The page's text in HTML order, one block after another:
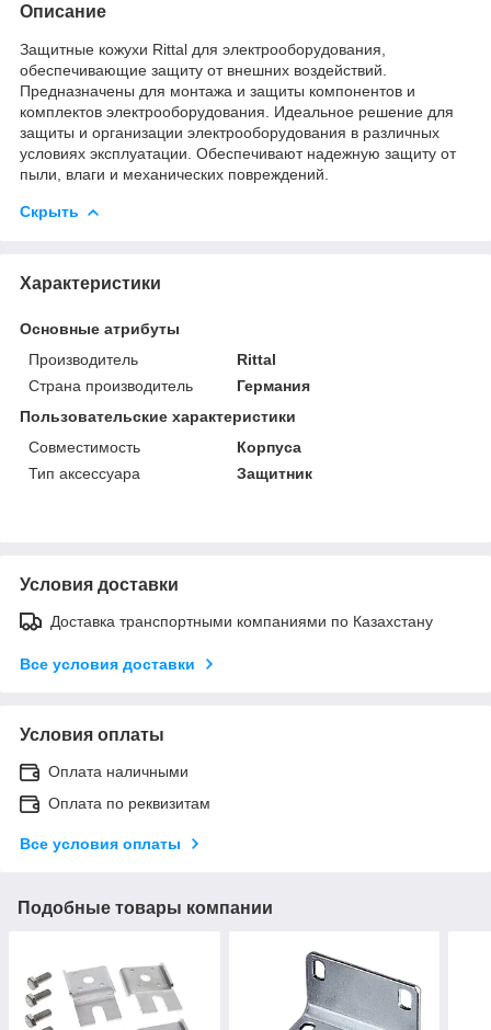
Описание
Защитные кожухи Rittal для электрооборудования,
обеспечивающие защиту от внешних воздействий.
Предназначены для монтажа и защиты компонентов и
комплектов электрооборудования. Идеальное решение для
защиты и организации электрооборудования в различных
условиях эксплуатации. Обеспечивают надежную защиту от
пыли, влаги и механических повреждений.
Скрыть
Характеристики
Основные атрибуты
Производитель
Rittal
Страна производитель
Германия
Пользовательские характеристики
Совместимость
Корпуса
Тип аксессуара
Защитник
Условия доставки
Доставка транспортными компаниями по Казахстану
Все условия доставки
Условия оплаты
Оплата наличными
Оплата по реквизитам
Все условия оплаты
Подобные товары компании